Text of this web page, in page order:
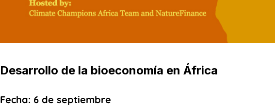
Desarrollo de la bioeconomía en África
Fecha: 6 de septiembre